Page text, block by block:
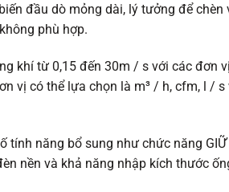
đầu dò mỏng dài, lý tưởng để
phù hợp.
khí từ 0,15 đến 30m / s với các đơn
vị có thể lựa chọn là m³ / h, cfm, l /
tính năng bổ sung như chức năng
nền và khả năng nhập kích thước